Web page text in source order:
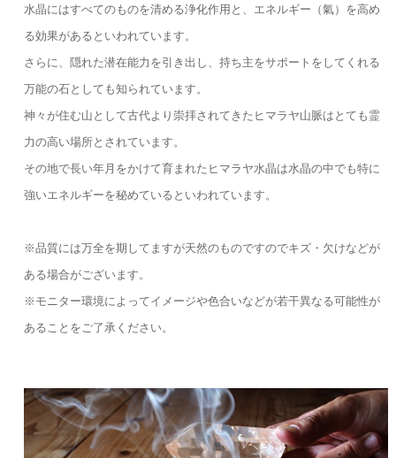
水晶にはすべてのものを清める浄化作用と、エネルギー（氣）を高め
る効果があるといわれています。
さらに、隠れた潜在能力を引き出し、持ち主をサポートをしてくれる
万能の石としても知られています。
神々が住む山として古代より崇拝されてきたヒマラヤ山脈はとても霊
力の高い場所とされています。
その地で長い年月をかけて育まれたヒマラヤ水晶は水晶の中でも特に
強いエネルギーを秘めているといわれています。
※品質には万全を期してますが天然のものですのでキズ・欠けなどが
ある場合がございます。
※モニター環境によってイメージや色合いなどが若干異なる可能性が
あることをご了承ください。